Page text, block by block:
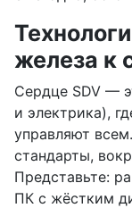
железа к
Сердце SDV —
и электрика),
управляют
стандарты,
Представьте:
ПК с жёстким